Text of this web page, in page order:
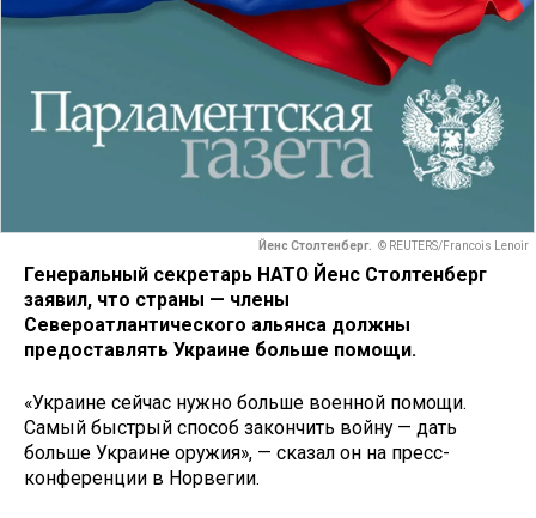
Йенс Столтенберг. © REUTERS/Francois Lenoir
Генеральный секретарь НАТО Йенс Столтенберг
заявил, что страны — члены
Североатлантического альянса должны
предоставлять Украине больше помощи.
«Украине сейчас нужно больше военной помощи.
Самый быстрый способ закончить войну — дать
больше Украине оружия», — сказал он на пресс-
конференции в Норвегии.